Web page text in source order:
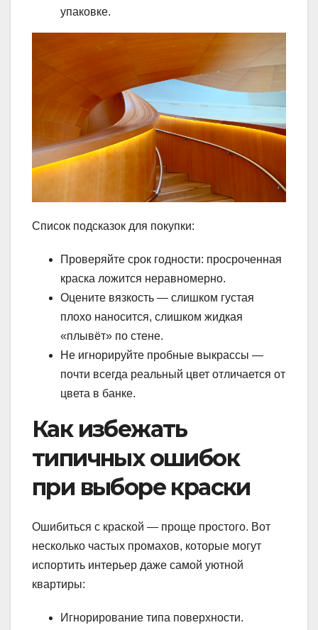
упаковке.
Список подсказок для покупки:
Проверяйте срок годности: просроченная
краска ложится неравномерно.
Оцените вязкость — слишком густая
плохо наносится, слишком жидкая
«плывёт» по стене.
Не игнорируйте пробные выкрассы —
почти всегда реальный цвет отличается от
цвета в банке.
Как избежать
типичных ошибок
при выборе краски
Ошибиться с краской — проще простого. Вот
несколько частых промахов, которые могут
испортить интерьер даже самой уютной
квартиры:
Игнорирование типа поверхности.